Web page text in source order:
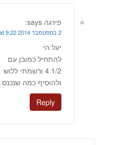
פירגה says:
2 בספטמבר 2014 at 9:22
יעל הי
להתחיל כמובן עם
1/2 4 ורשמתי ללוש
ולהוסיף כמה שנכנס.
Reply